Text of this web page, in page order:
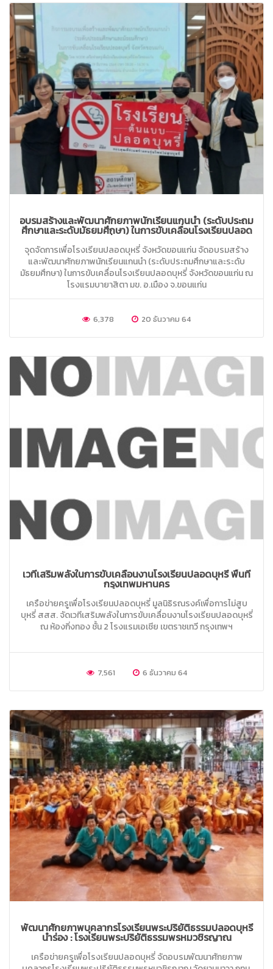
อบรมสร้างและพัฒนาศักยภาพนักเรียนแกนนำ (ระดับประถม
ศึกษาและระดับมัธยมศึกษา) ในการขับเคลื่อนโรงเรียนปลอด
จุดจัดการเพื่อโรงเรียนปลอดบุหรี่ จังหวัดขอนแก่น จัดอบรมสร้าง
และพัฒนาศักยภาพนักเรียนแกนนำ (ระดับประถมศึกษาและระดับ
มัธยมศึกษา) ในการขับเคลื่อนโรงเรียนปลอดบุหรี่ จังหวัดขอนแก่น ณ
โรงแรมบายาสิตา มข. อ.เมือง จ.ขอนแก่น
6,378 20 ธันวาคม 64
เวทีเสริมพลังในการขับเคลื่อนงานโรงเรียนปลอดบุหรี่ พื้นที่
กรุงเทพมหานคร
เครือข่ายครูเพื่อโรงเรียนปลอดบุหรี่ มูลนิธิรณรงค์เพื่อการไม่สูบ
บุหรี่ สสส. จัดเวทีเสริมพลังในการขับเคลื่อนงานโรงเรียนปลอดบุหรี่
ณ ห้องกิ่งทอง ชั้น 2 โรงแรมเอเชีย เขตราชเทวี กรุงเทพฯ
7,561 6 ธันวาคม 64
พัฒนาศักยภาพบุคลากรโรงเรียนพระปริยัติธรรมปลอดบุหรี่
นำร่อง : โรงเรียนพระปริยัติธรรมพรหมวชิรญาณ
เครือข่ายครูเพื่อโรงเรียนปลอดบุหรี่ จัดอบรมพัฒนาศักยภาพ